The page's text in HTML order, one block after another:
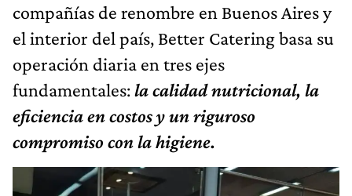
compañías de renombre en Buenos Aires y
el interior del país, Better Catering basa su
operación diaria en tres ejes
fundamentales:la calidad nutricional, la
eficiencia en costos y un riguroso
compromiso con la higiene.